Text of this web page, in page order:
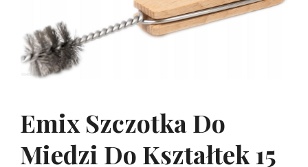
Emix Szczotka Do
Miedzi Do Kształtek 15